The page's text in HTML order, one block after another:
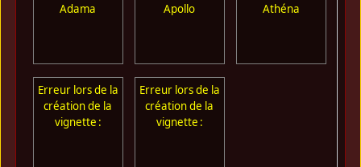
Adama Apollo Athéna
Erreur lors de la
création de la
vignette :
Erreur lors de la
création de la
vignette :